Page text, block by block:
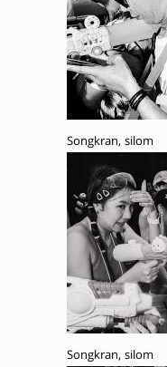
Songkran, silom
Songkran, silom